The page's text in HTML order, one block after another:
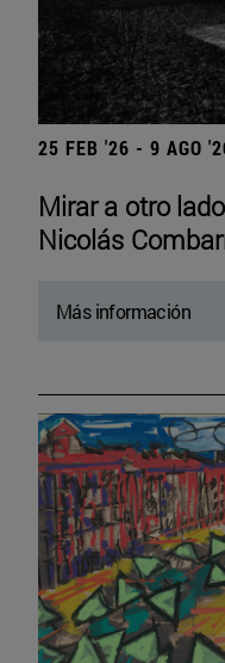
25 FEB '26 - 9 AGO
Mirar a otro
Nicolás
Más información